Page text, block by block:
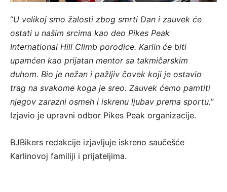
“U velikoj smo žalosti zbog smrti Dan i zauvek će
ostati u našim srcima kao deo Pikes Peak
International Hill Climb porodice. Karlin će biti
upamćen kao prijatan mentor sa takmičarskim
duhom. Bio je nežan i pažljiv čovek koji je ostavio
trag na svakome koga je sreo. Zauvek ćemo pamtiti
njegov zarazni osmeh i iskrenu ljubav prema sportu.”
Izjavio je upravni odbor Pikes Peak organizacije.
BJBikers redakcije izjavljuje iskreno saučešće
Karlinovoj familiji i prijateljima.